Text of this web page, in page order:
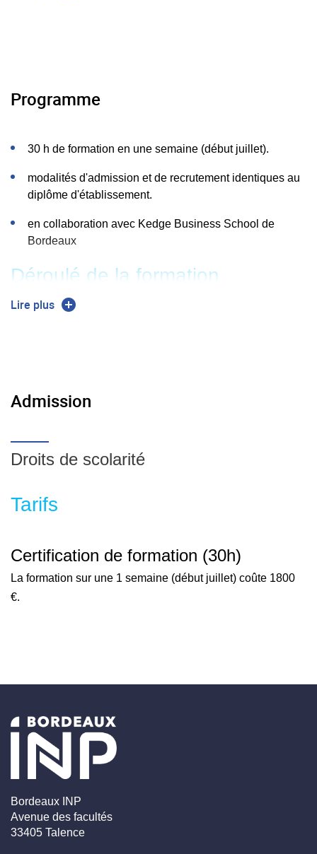
Programme
30 h de formation en une semaine (début juillet).
modalités d'admission et de recrutement identiques au
diplôme d'établissement.
en collaboration avec Kedge Business School de
Bordeaux
Déroulé de la formation
4h30 : Défense, stratégie, organisation des armées;
3h00 : Sécurité aérienne, qualité et navigabilité des
3h00 : Code des marchés publics et finances étatiques;
aéronautique et contrats innovants
Lire plus
Admission
Droits de scolarité
Tarifs
Certification de formation (30h)
La formation sur une 1 semaine (début juillet) coûte 1800
€.
Bordeaux INP
Avenue des facultés
33405 Talence